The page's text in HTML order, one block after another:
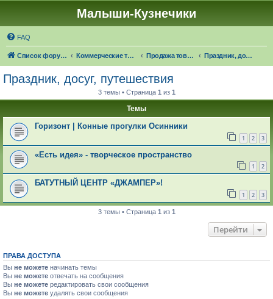
Малыши-Кузнечики
FAQ
Список форумов Коммерческие темы Продажа товаров "в наличии", оказание услуг Праздник, досуг, путешествия
Праздник, досуг, путешествия
3 темы • Страница 1 из 1
Темы
Горизонт | Конные прогулки Осинники
1 2 3
«Есть идея» - творческое пространство
1 2
БАТУТНЫЙ ЦЕНТР «ДЖАМПЕР»!
1 2 3
3 темы • Страница 1 из 1
Перейти
ПРАВА ДОСТУПА
Вы не можете начинать темы
Вы не можете отвечать на сообщения
Вы не можете редактировать свои сообщения
Вы не можете удалять свои сообщения